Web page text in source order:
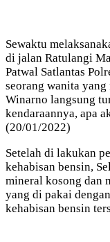
Sewaktu
di jalan Ratulangi
Patwal Satlantas
seorang wanita
Winarno langsung
kendaraannya, apa
(20/01/2022)
Setelah di lakukan
kehabisan bensin,
mineral kosong dan
yang di pakai
kehabisan bensin